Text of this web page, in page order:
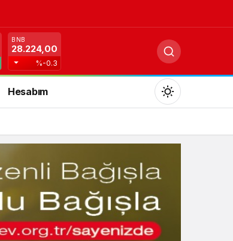
BNB
28.224,00
%-0.3
Hesabım
Mod
değiştir
Gündüz modunu seçin.
Gece Modu